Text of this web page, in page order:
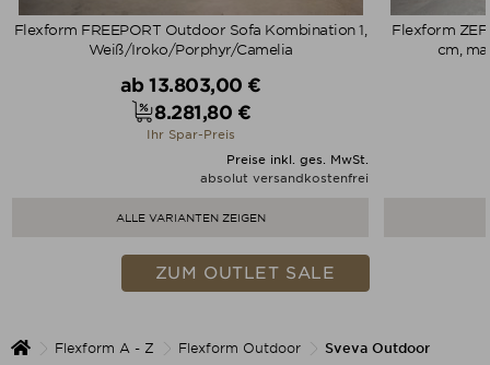
Flexform FREEPORT Outdoor Sofa Kombination 1,
Weiß/Iroko/Porphyr/Camelia
Verkaufspreis
ab 13.803,00 €
Preis
8.281,80 €
Ihr Spar-Preis
Preise inkl. ges. MwSt.
absolut versandkostenfrei
ALLE VARIANTEN ZEIGEN
Flexform
cm,
ZUM OUTLET SALE
Flexform A - Z Flexform Outdoor Sveva Outdoor